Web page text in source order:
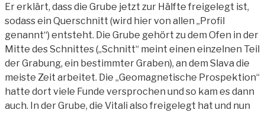
Er erklärt, dass die Grube jetzt zur Hälfte freigelegt ist,
sodass ein Querschnitt (wird hier von allen „Profil
genannt“) entsteht. Die Grube gehört zu dem Ofen in der
Mitte des Schnittes („Schnitt“ meint einen einzelnen Teil
der Grabung, ein bestimmter Graben), an dem Slava die
meiste Zeit arbeitet. Die „Geomagnetische Prospektion“
hatte dort viele Funde versprochen und so kam es dann
auch. In der Grube, die Vitali also freigelegt hat und nun